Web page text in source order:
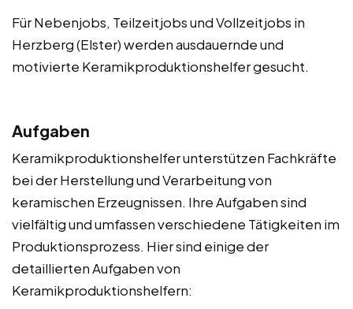
Für Nebenjobs, Teilzeitjobs und Vollzeitjobs in
Herzberg (Elster) werden ausdauernde und
motivierte Keramikproduktionshelfer gesucht.
Aufgaben
Keramikproduktionshelfer unterstützen Fachkräfte
bei der Herstellung und Verarbeitung von
keramischen Erzeugnissen. Ihre Aufgaben sind
vielfältig und umfassen verschiedene Tätigkeiten im
Produktionsprozess. Hier sind einige der
detaillierten Aufgaben von
Keramikproduktionshelfern: